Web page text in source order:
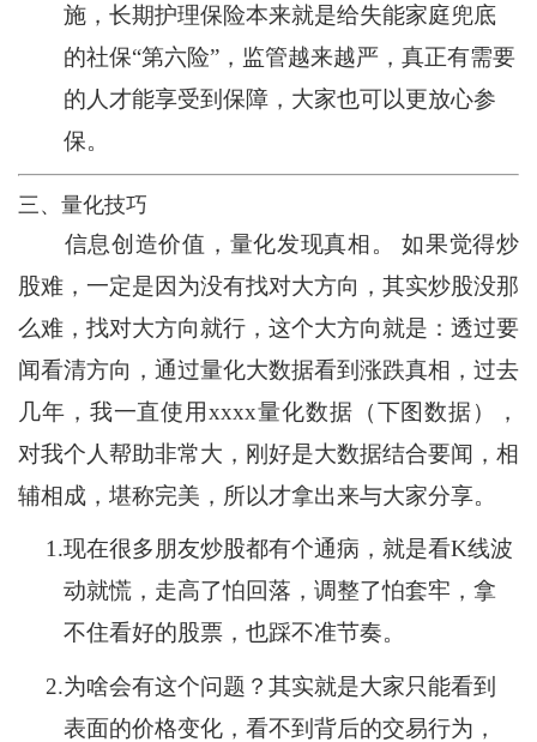
施，长期护理保险本来就是给失能家庭兜底
的社保“第六险”，监管越来越严，真正有需要
的人才能享受到保障，大家也可以更放心参
保。
三、量化技巧
信息创造价值，量化发现真相。 如果觉得炒
股难，一定是因为没有找对大方向，其实炒股没那
么难，找对大方向就行，这个大方向就是：透过要
闻看清方向，通过量化大数据看到涨跌真相，过去
几年，我一直使用xxxx量化数据（下图数据），
对我个人帮助非常大，刚好是大数据结合要闻，相
辅相成，堪称完美，所以才拿出来与大家分享。
1.现在很多朋友炒股都有个通病，就是看K线波
动就慌，走高了怕回落，调整了怕套牢，拿
不住看好的股票，也踩不准节奏。
2.为啥会有这个问题？其实就是大家只能看到
表面的价格变化，看不到背后的交易行为，